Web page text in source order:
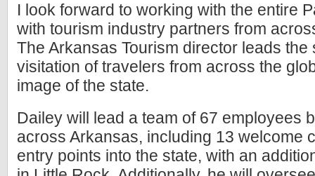
I look forward to working with the entire
with tourism industry partners from
The Arkansas Tourism director leads
visitation of travelers from across the
image of the state.
Dailey will lead a team of 67 employees
across Arkansas, including 13 welcome
entry points into the state, with an